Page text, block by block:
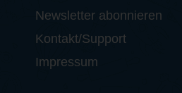
Newsletter abonnieren
Kontakt/Support
Impressum